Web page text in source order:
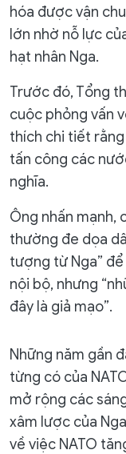
hóa được vận
lớn nhờ nỗ lực
hạt nhân Nga.
Trước đó, Tổng
cuộc phỏng vấn
thích chi tiết rằng
tấn công các
nghĩa.
Ông nhấn mạnh,
thường đe dọa
tượng từ Nga”
nội bộ, nhưng
đây là giả mạo”.
Những năm gần
từng có của
mở rộng các
xâm lược của
về việc NATO